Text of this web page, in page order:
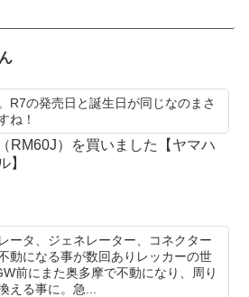
R7の発売日と誕生日が同じなのまさ
ね！
RM60J）を買いました【ヤマハ
】
ータ、ジェネレーター、コネクター
動になる事が数回ありレッカーの世
前にまた奥多摩で不動になり、周り
える事に。急...